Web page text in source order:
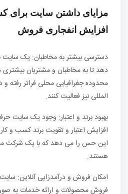
مزایای داشتن سایت برای
افزایش انفجاری فروش
دسترسی بیشتر به مخاطبان: یک سایت
دهد تا به مخاطبان و مشتریان بیشتری
محدوده جغرافیایی محلی فراتر
المللی نیز فعالیت کنند.
بهبود برند و اعتبار: وجود یک سایت
افزایش اعتبار و تقویت برند کسب و
این حس را می دهد که با یک شرکت
هستند.
امکان فروش و درآمدزایی آنلاین:
فروش محصولات و ارائه خدمات به